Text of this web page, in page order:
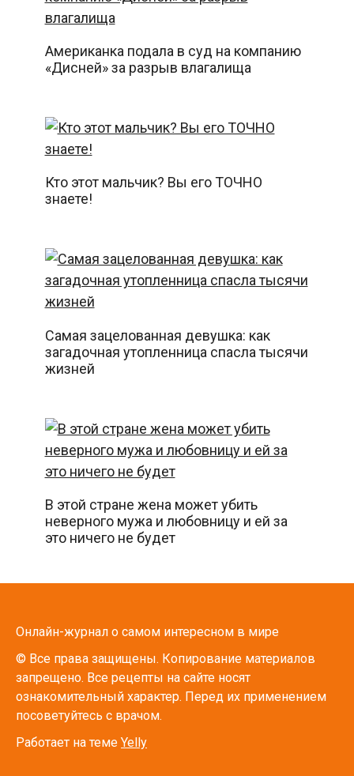
Американка подала в суд на компанию
«Дисней» за разрыв влагалища
Кто этот мальчик? Вы его ТОЧНО
знаете!
Самая зацелованная девушка: как
загадочная утопленница спасла тысячи
жизней
В этой стране жена может убить
неверного мужа и любовницу и ей за
это ничего не будет
Онлайн-журнал о самом интересном в мире
© Все права защищены. Копирование материалов
запрещено. Все рецепты на сайте носят
ознакомительный характер. Перед их применением
посоветуйтесь с врачом.
Работает на теме Yelly